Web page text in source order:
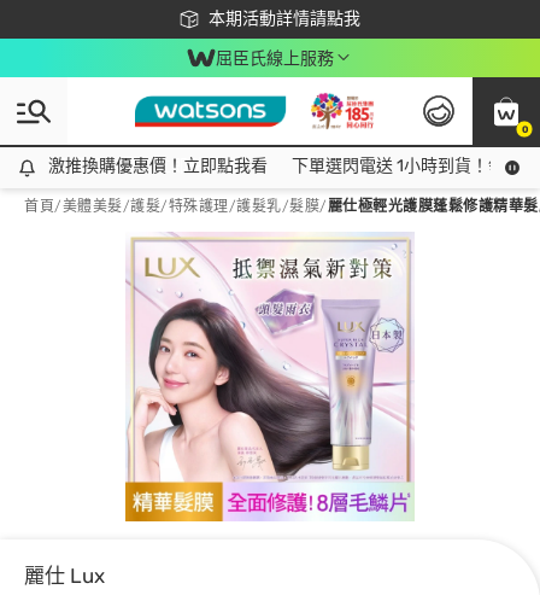
本期活動詳情請點我
下載app最高回饋$350
屈臣氏線上服務
0
激推換購優惠價！立即點我看
激推換購優惠價！立即點我看 下單選閃電送 1小時到貨！領神
首頁/美體美髮/護髮/特殊護理/護髮乳/髮膜/麗仕極輕光護膜蓬鬆修護精華
麗仕 Lux